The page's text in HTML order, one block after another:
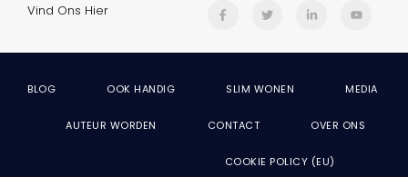
Vind Ons Hier
BLOG OOK HANDIG SLIM WONEN MEDIA
AUTEUR WORDEN CONTACT OVER ONS
COOKIE POLICY (EU)